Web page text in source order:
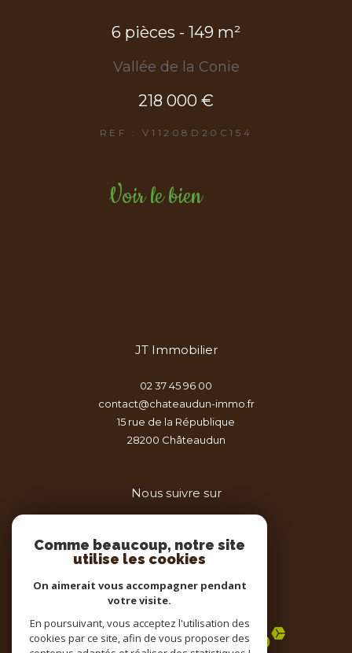
6 pièces - 149 m²
Vallée de la Conie
218 000 €
REF : V11208D20C154
Voir le bien
JT Immobilier
02 37 45 96 00
contact@chateaudun-immo.fr
15 rue de la République
28200
châteaudun
Nous suivre sur
Adhérents
Comme beaucoup, notre site
utilise les cookies
On aimerait vous accompagner pendant
votre visite.
En poursuivant, vous acceptez l'utilisation des
cookies par ce site, afin de vous proposer des